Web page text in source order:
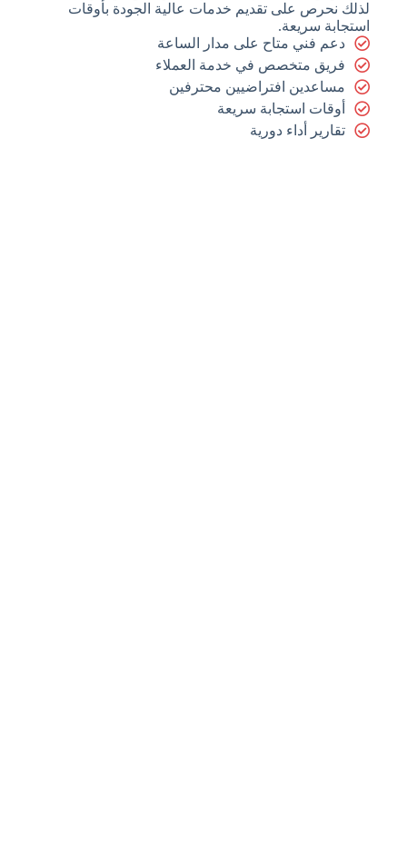
لذلك نحرص على تقديم خدمات عالية الجودة بأوقات
استجابة سريعة.
دعم فني متاح على مدار الساعة
فريق متخصص في خدمة العملاء
مساعدين افتراضيين محترفين
أوقات استجابة سريعة
تقارير أداء دورية